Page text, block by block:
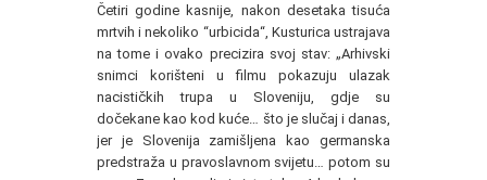
Četiri godine kasnije, nakon desetaka tisuća
mrtvih i nekoliko “urbicida“, Kusturica ustrajava
na tome i ovako precizira svoj stav: „Arhivski
snimci korišteni u filmu pokazuju ulazak
nacističkih trupa u Sloveniju, gdje su
dočekane kao kod kuće… što je slučaj i danas,
jer je Slovenija zamišljena kao germanska
predstraža u pravoslavnom svijetu… potom su